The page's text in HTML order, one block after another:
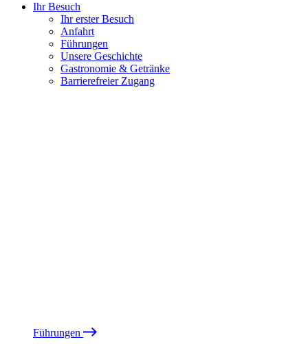
Ihr Besuch
Ihr erster Besuch
Anfahrt
Führungen
Unsere Geschichte
Gastronomie & Getränke
Barrierefreier Zugang
Führungen